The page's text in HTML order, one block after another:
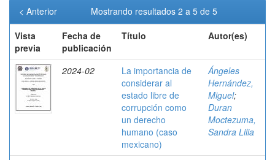
Mostrando resultados 2 a 5 de 5
< Anterior
Vista
previa
Fecha de
publicación
Título Autor(es)
2024-02
La importancia de
considerar al
estado libre de
corrupción como
un derecho
humano (caso
mexicano)
Ángeles
Hernández,
Miguel;
Duran
Moctezuma,
Sandra Lilia